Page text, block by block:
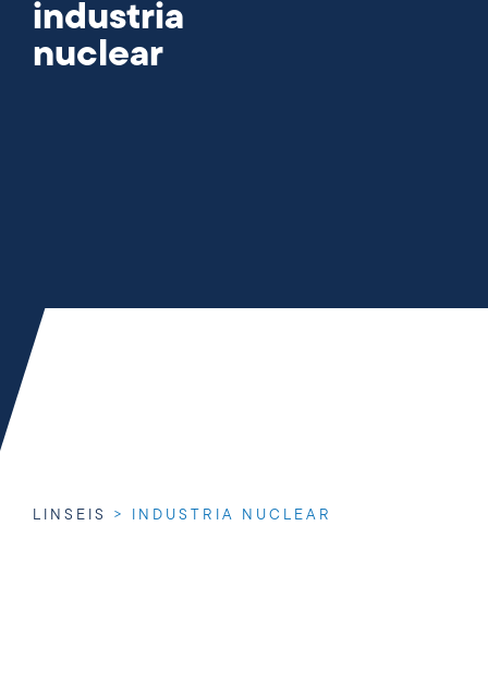
industria
nuclear
LINSEIS > INDUSTRIA NUCLEAR